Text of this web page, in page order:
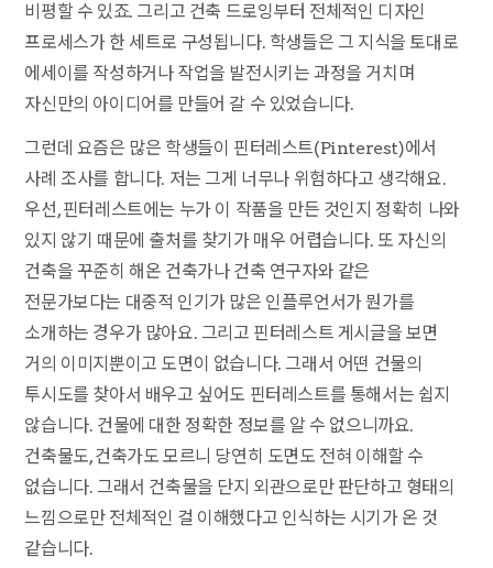
비평할 수 있죠. 그리고 건축 드로잉부터 전체적인 디자인
프로세스가 한 세트로 구성됩니다. 학생들은 그 지식을 토대로
에세이를 작성하거나 작업을 발전시키는 과정을 거치며
자신만의 아이디어를 만들어 갈 수 있었습니다.
그런데 요즘은 많은 학생들이 핀터레스트(Pinterest)에서
사례 조사를 합니다. 저는 그게 너무나 위험하다고 생각해요.
우선, 핀터레스트에는 누가 이 작품을 만든 것인지 정확히 나와
있지 않기 때문에 출처를 찾기가 매우 어렵습니다. 또 자신의
건축을 꾸준히 해온 건축가나 건축 연구자와 같은
전문가보다는 대중적 인기가 많은 인플루언서가 뭔가를
소개하는 경우가 많아요. 그리고 핀터레스트 게시글을 보면
거의 이미지뿐이고 도면이 없습니다. 그래서 어떤 건물의
투시도를 찾아서 배우고 싶어도 핀터레스트를 통해서는 쉽지
않습니다. 건물에 대한 정확한 정보를 알 수 없으니까요.
건축물도, 건축가도 모르니 당연히 도면도 전혀 이해할 수
없습니다. 그래서 건축물을 단지 외관으로만 판단하고 형태의
느낌으로만 전체적인 걸 이해했다고 인식하는 시기가 온 것
같습니다.